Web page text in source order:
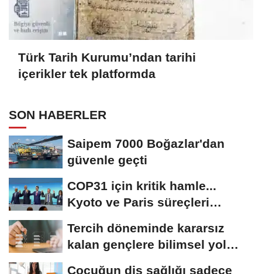
Türk Tarih Kurumu’ndan tarihi
içerikler tek platformda
SON HABERLER
Saipem 7000 Boğazlar'dan
güvenle geçti
COP31 için kritik hamle...
Kyoto ve Paris süreçleri
Tercih döneminde kararsız
kalan gençlere bilimsel yol
Çocuğun diş sağlığı sadece